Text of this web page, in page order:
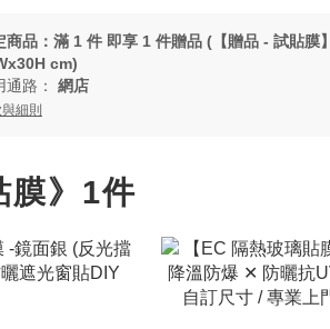
商品：滿 1 件 即享 1 件贈品 (【贈品 - 試貼
cm)
通路： 網店
細則
膜》1件